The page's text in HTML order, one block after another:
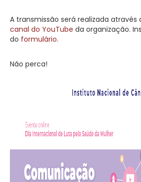
A transmissão será realizada através
canal do YouTube da organização.
do formulário.
Não perca!